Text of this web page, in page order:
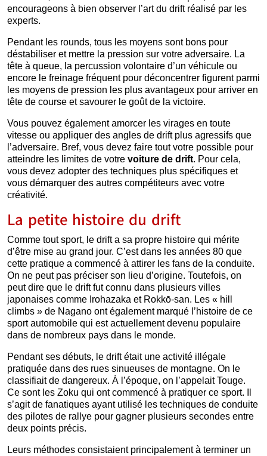
encourageons à bien observer l’art du drift réalisé par les
experts.
Pendant les rounds, tous les moyens sont bons pour
déstabiliser et mettre la pression sur votre adversaire. La
tête à queue, la percussion volontaire d’un véhicule ou
encore le freinage fréquent pour déconcentrer figurent parmi
les moyens de pression les plus avantageux pour arriver en
tête de course et savourer le goût de la victoire.
Vous pouvez également amorcer les virages en toute
vitesse ou appliquer des angles de drift plus agressifs que
l’adversaire. Bref, vous devez faire tout votre possible pour
atteindre les limites de votre voiture de drift. Pour cela,
vous devez adopter des techniques plus spécifiques et
vous démarquer des autres compétiteurs avec votre
créativité.
La petite histoire du drift
Comme tout sport, le drift a sa propre histoire qui mérite
d’être mise au grand jour. C’est dans les années 80 que
cette pratique a commencé à attirer les fans de la conduite.
On ne peut pas préciser son lieu d’origine. Toutefois, on
peut dire que le drift fut connu dans plusieurs villes
japonaises comme Irohazaka et Rokkō-san. Les « hill
climbs » de Nagano ont également marqué l’histoire de ce
sport automobile qui est actuellement devenu populaire
dans de nombreux pays dans le monde.
Pendant ses débuts, le drift était une activité illégale
pratiquée dans des rues sinueuses de montagne. On le
classifiait de dangereux. À l’époque, on l’appelait Touge.
Ce sont les Zoku qui ont commencé à pratiquer ce sport. Il
s’agit de fanatiques ayant utilisé les techniques de conduite
des pilotes de rallye pour gagner plusieurs secondes entre
deux points précis.
Leurs méthodes consistaient principalement à terminer un